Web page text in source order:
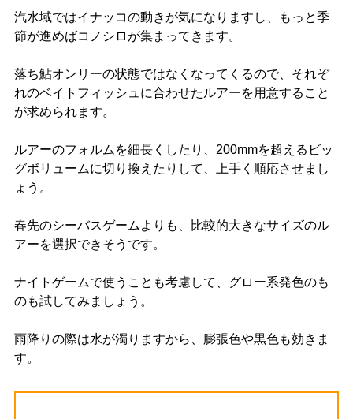
汽水域ではイナッコの動きが気になりますし、もっと季
節が進めばコノシロが集まってきます。
落ち鮎オンリーの状態ではなくなってくるので、それぞ
れのベイトフィッシュに合わせたルアーを用意すること
が求められます。
ルアーのフォルムを細長くしたり、200mmを超えるビッ
グボリュームに切り換えたりして、上手く順応させまし
ょう。
春先のシーバスゲームよりも、比較的大きなサイズのル
アーを選択できそうです。
ナイトゲームで使うことも考慮して、グロー系発色のも
のも試してみましょう。
雨降りの際は水が濁りますから、膨張色や黒色も効きま
す。